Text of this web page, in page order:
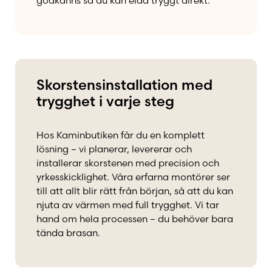
Skorstensinstallation med
trygghet i varje steg
Hos Kaminbutiken får du en komplett
lösning – vi planerar, levererar och
installerar skorstenen med precision och
yrkesskicklighet. Våra erfarna montörer ser
till att allt blir rätt från början, så att du kan
njuta av värmen med full trygghet. Vi tar
hand om hela processen – du behöver bara
tända brasan.